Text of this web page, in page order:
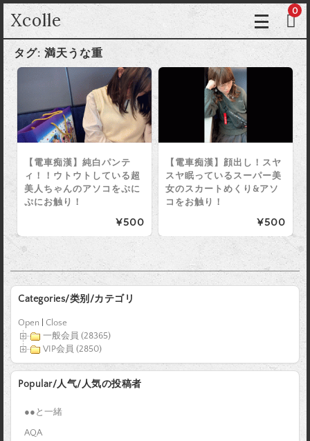
Xcolle 0
タグ: 満天うな重
【電車痴漢】純白パンテ
ィ！！ウトウトしている超
美人ちゃんのアソコをぷに
ぷにお触り！
¥500
【電車痴漢】顔出し！スヤ
スヤ眠っているスーパー美
女のスカートめくり&アソ
コをお触り！
¥500
Categories/类别/カテゴリ
Open
Close
一般会員 (28365)
VIP会員 (2850)
Popular/人气/人気の投稿者
●●と一緒
AQA